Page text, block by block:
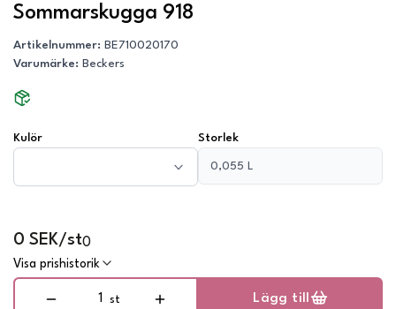
Sommarskugga 918
Artikelnummer: BE710020170
Varumärke: Beckers
Kulör Storlek
0,055 L
0 SEK/st0
Visa prishistorik
st Lägg till